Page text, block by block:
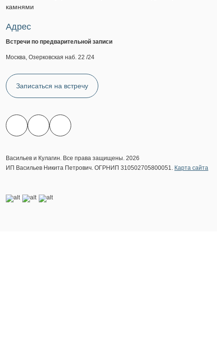
камнями
Адрес
Встречи по предварительной записи
Москва, Озерковская наб. 22 /24
Записаться на встречу
Васильев и Кулагин. Все права защищены. 2026
ИП Васильев Никита Петрович. ОГРНИП 310502705800051. Карта сайта